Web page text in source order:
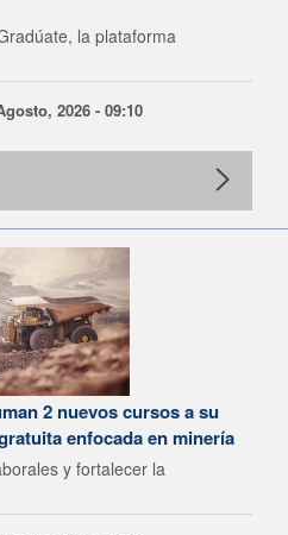
la plataforma
2026 - 09:10
2 nuevos cursos a su
enfocada en minería
y fortalecer la